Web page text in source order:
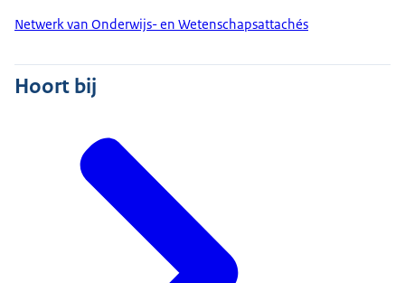
Netwerk van Onderwijs- en Wetenschapsattachés
Hoort bij